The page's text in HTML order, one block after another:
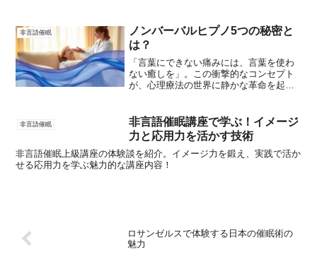
事をお届けします。
非言語催眠
ノンバーバルヒプノ5つの秘密と
は？
「言葉にできない痛みには、言葉を使わ
ない癒しを」。この衝撃的なコンセプト
が、心理療法の世界に静かな革命を起こ
に、非言語催眠が驚くべき効果を発揮し
ているのです。非言語催眠は...
非言語催眠
非言語催眠講座で学ぶ！イメージ
力と応用力を活かす技術
非言語催眠上級講座の体験談を紹介。イメージ力を鍛え、実践で活か
せる応用力を学ぶ魅力的な講座内容！
ロサンゼルスで体験する日本の催眠術の
魅力